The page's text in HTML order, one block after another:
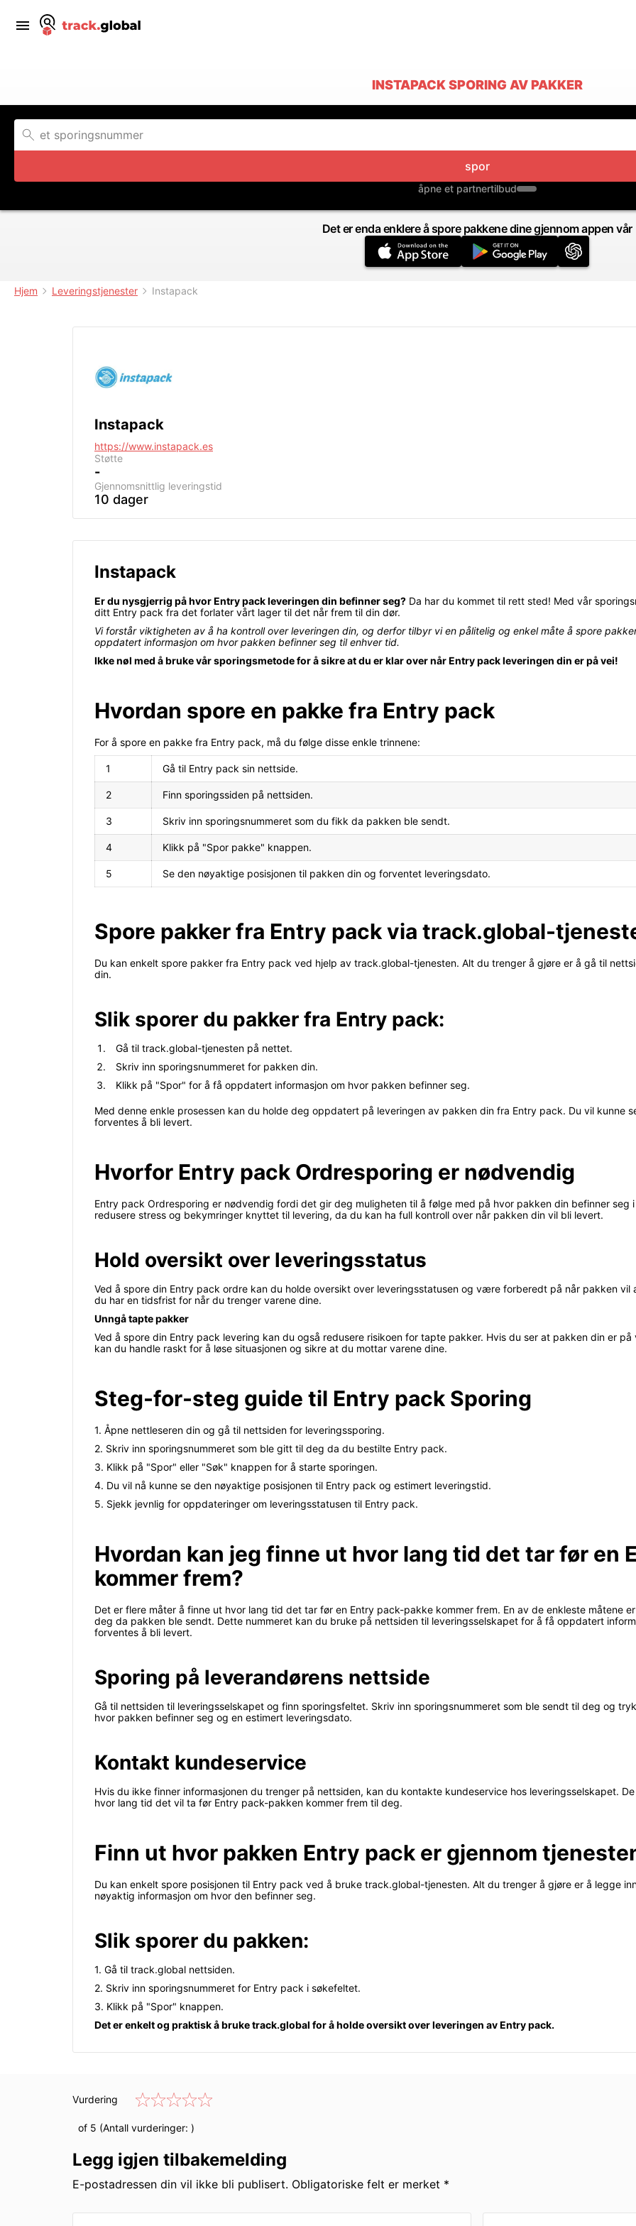
INSTAPACK SPORING AV PAKKER
spor
åpne et partnertilbud
Det er enda enklere å spore pakkene dine gjennom appen vår
Hjem Leveringstjenester Instapack
Instapack
https://www.instapack.es
Støtte
-
Gjennomsnittlig leveringstid
10 dager
Instapack
Er du nysgjerrig på hvor Entry pack leveringen din befinner seg? Da har du kommet til rett sted! Med vår
ditt Entry pack fra det forlater vårt lager til det når frem til din dør.
Vi forstår viktigheten av å ha kontroll over leveringen din, og derfor tilbyr vi en pålitelig og enkel måte å spore
oppdatert informasjon om hvor pakken befinner seg til enhver tid.
Ikke nøl med å bruke vår sporingsmetode for å sikre at du er klar over når Entry pack leveringen din er på vei!
Hvordan spore en pakke fra Entry pack
For å spore en pakke fra Entry pack, må du følge disse enkle trinnene:
1 Gå til Entry pack sin nettside.
2 Finn sporingssiden på nettsiden.
3 Skriv inn sporingsnummeret som du fikk da pakken ble sendt.
4 Klikk på "Spor pakke" knappen.
5 Se den nøyaktige posisjonen til pakken din og forventet leveringsdato.
Spore pakker fra Entry pack via track.global-
Du kan enkelt spore pakker fra Entry pack ved hjelp av track.global-tjenesten. Alt du trenger å gjøre er å gå til
din.
Slik sporer du pakker fra Entry pack:
Gå til track.global-tjenesten på nettet.
Skriv inn sporingsnummeret for pakken din.
Klikk på "Spor" for å få oppdatert informasjon om hvor pakken befinner seg.
Med denne enkle prosessen kan du holde deg oppdatert på leveringen av pakken din fra Entry pack. Du vil kunne
forventes å bli levert.
Hvorfor Entry pack Ordresporing er nødvendig
Entry pack Ordresporing er nødvendig fordi det gir deg muligheten til å følge med på hvor pakken din befinner seg
redusere stress og bekymringer knyttet til levering, da du kan ha full kontroll over når pakken din vil bli levert.
Hold oversikt over leveringsstatus
Ved å spore din Entry pack ordre kan du holde oversikt over leveringsstatusen og være forberedt på når pakken
du har en tidsfrist for når du trenger varene dine.
Unngå tapte pakker
Ved å spore din Entry pack levering kan du også redusere risikoen for tapte pakker. Hvis du ser at pakken din er
kan du handle raskt for å løse situasjonen og sikre at du mottar varene dine.
Steg-for-steg guide til Entry pack Sporing
1. Åpne nettleseren din og gå til nettsiden for leveringssporing.
2. Skriv inn sporingsnummeret som ble gitt til deg da du bestilte Entry pack.
3. Klikk på "Spor" eller "Søk" knappen for å starte sporingen.
4. Du vil nå kunne se den nøyaktige posisjonen til Entry pack og estimert leveringstid.
5. Sjekk jevnlig for oppdateringer om leveringsstatusen til Entry pack.
Hvordan kan jeg finne ut hvor lang tid det tar før en
kommer frem?
Det er flere måter å finne ut hvor lang tid det tar før en Entry pack-pakke kommer frem. En av de enkleste måtene
deg da pakken ble sendt. Dette nummeret kan du bruke på nettsiden til leveringsselskapet for å få oppdatert
forventes å bli levert.
Sporing på leverandørens nettside
Gå til nettsiden til leveringsselskapet og finn sporingsfeltet. Skriv inn sporingsnummeret som ble sendt til deg og
hvor pakken befinner seg og en estimert leveringsdato.
Kontakt kundeservice
Hvis du ikke finner informasjonen du trenger på nettsiden, kan du kontakte kundeservice hos leveringsselskapet.
hvor lang tid det vil ta før Entry pack-pakken kommer frem til deg.
Finn ut hvor pakken Entry pack er gjennom
Du kan enkelt spore posisjonen til Entry pack ved å bruke track.global-tjenesten. Alt du trenger å gjøre er å legge
nøyaktig informasjon om hvor den befinner seg.
Slik sporer du pakken:
1. Gå til track.global nettsiden.
2. Skriv inn sporingsnummeret for Entry pack i søkefeltet.
3. Klikk på "Spor" knappen.
Det er enkelt og praktisk å bruke track.global for å holde oversikt over leveringen av Entry pack.
Vurdering
of 5 (Antall vurderinger: )
Legg igjen tilbakemelding
E-postadressen din vil ikke bli publisert. Obligatoriske felt er merket *